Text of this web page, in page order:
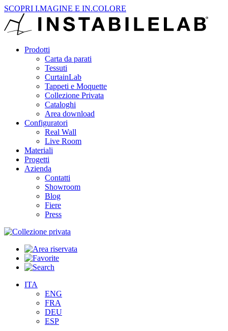
SCOPRI I.MAGINE E IN.COLORE
Prodotti
Carta da parati
Tessuti
CurtainLab
Tappeti e Moquette
Collezione Privata
Cataloghi
Area download
Configuratori
Real Wall
Live Room
Materiali
Progetti
Azienda
Contatti
Showroom
Blog
Fiere
Press
ITA
ENG
FRA
DEU
ESP